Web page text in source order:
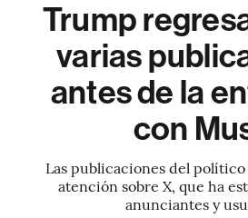
Trump
varias
antes de la
con
Las publicaciones del
atención sobre X, que ha
anunciantes y